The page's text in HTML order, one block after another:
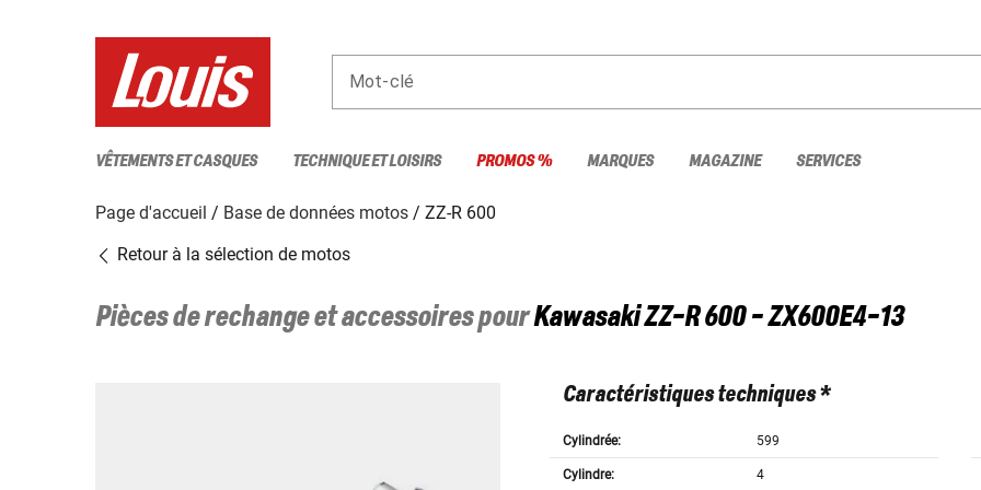
Mot-clé
VÊTEMENTS ET CASQUES TECHNIQUE ET LOISIRS PROMOS % MARQUES MAGAZINE SERVICES
Page d'accueil Base de données motos
ZZ-R 600
Retour à la sélection de motos
Pièces de rechange et accessoires pourKawasakiZZ-R 600 - ZX600E4-13
Caractéristiques techniques *
Cylindrée: 599
Cylindre: 4